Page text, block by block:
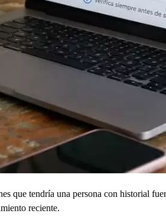
que tendría una persona con historial
reciente.